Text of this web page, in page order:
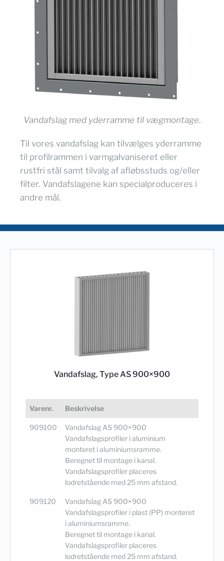
Vandafslag med yderramme til vægmontage.
Til vores vandafslag kan tilvælges yderramme
til profilrammen i varmgalvaniseret eller
rustfri stål samt tilvalg af afløbsstuds og/eller
filter. Vandafslagene kan specialproduceres i
andre mål.
Vandafslag, Type AS 900×900
Varenr. Beskrivelse
909100
Vandafslag AS 900×900
Vandafslagsprofiler i aluminium
monteret i aluminiumsramme.
Beregnet til montage i kanal.
Vandafslagsprofiler placeres
lodretstående med 25 mm afstand.
909120
Vandafslag AS 900×900
Vandafslagsprofiler i plast (PP) monteret
i aluminiumsramme.
Beregnet til montage i kanal.
Vandafslagsprofiler placeres
lodretstående med 25 mm afstand.